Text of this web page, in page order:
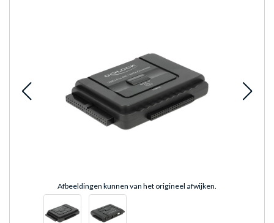
Afbeeldingen kunnen van het origineel afwijken.